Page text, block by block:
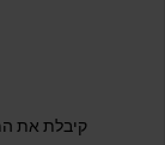
קיבלת את